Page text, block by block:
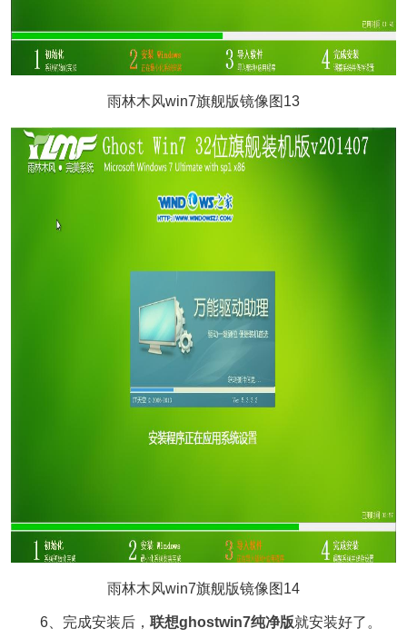
雨林木风win7旗舰版镜像图13
雨林木风win7旗舰版镜像图14
6、完成安装后， 联想ghostwin7纯净版就安装好了。